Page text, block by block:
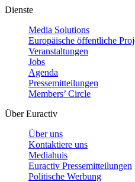
Dienste
Media Solutions
Europäische öffentliche
Veranstaltungen
Jobs
Agenda
Pressemitteilungen
Members’ Circle
Über Euractiv
Über uns
Kontaktiere uns
Mediahuis
Euractiv Pressemitteilungen
Politische Werbung